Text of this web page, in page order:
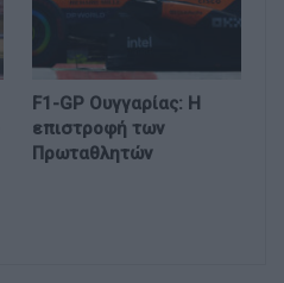
F1-GP Ουγγαρίας: Η
επιστροφή των
Πρωταθλητών